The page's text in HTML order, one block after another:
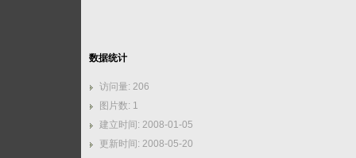
数据统计
访问量: 206
图片数: 1
建立时间: 2008-01-05
更新时间: 2008-05-20